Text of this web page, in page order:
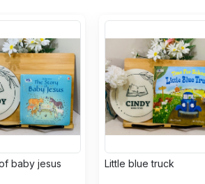
baby jesus Little blue truck